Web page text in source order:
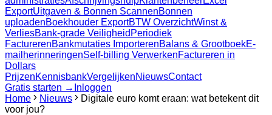
ExportUitgaven & Bonnen ScannenBonnen
uploadenBoekhouder ExportBTW OverzichtWinst &
VerliesBank-grade Veiligheid Periodiek
FacturerenBankmutaties ImporterenBalans & GrootboekE-
mailherinneringenSelf-billing VerwerkenFactureren in
Dollars
PrijzenKennisbankVergelijkenNieuwsContact
Gratis starten → Inloggen
Home
Nieuws
Digitale euro komt eraan: wat betekent dit
voor jou?